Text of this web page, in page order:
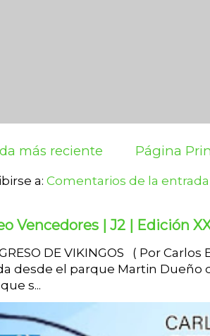
más reciente Página
a: Comentarios de la
Vencedores | J2 | Edición
DE VIKINGOS ( Por
desde el parque Martin Dueño
s...